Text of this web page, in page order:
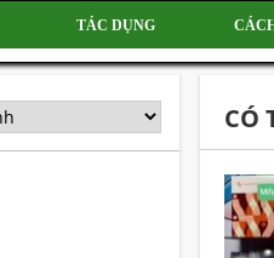
TÁC DỤNG
CÓ